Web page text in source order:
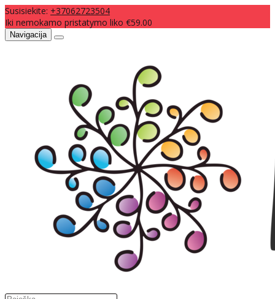
Susisiekite: +37062723504
Iki nemokamo pristatymo liko €59.00
Navigacija